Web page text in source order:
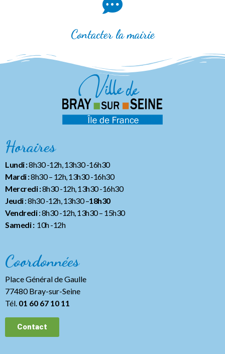
Contacter la mairie
Horaires
Lundi :8h30 -12h, 13h30 -16h30
Mardi :8h30 – 12h, 13h30 -16h30
Mercredi :8h30 -12h, 13h30 -16h30
Jeudi: 8h30 -12h, 13h30 –18h30
Vendredi: 8h30 -12h, 13h30– 15h30
Samedi :10h -12h
Coordonnées
Place Général de Gaulle
77480 Bray-sur-Seine
Tél. 01 60 67 10 11
Contact